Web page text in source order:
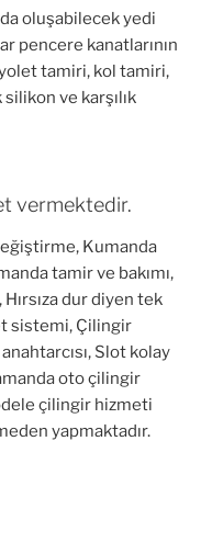
oluşabilecek yedi
pencere kanatlarının
tamiri, kol tamiri,
ve karşılık
vermektedir.
Kumanda
tamir ve bakımı,
dur diyen tek
sistemi, Çilingir
Slot kolay
oto çilingir
çilingir hizmeti
yapmaktadır.